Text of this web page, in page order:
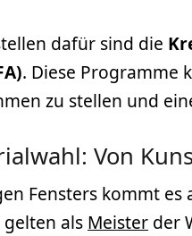
dafür sind die
. Diese Programme
zu stellen und
Von
Fensters kommt
gelten als Meister der